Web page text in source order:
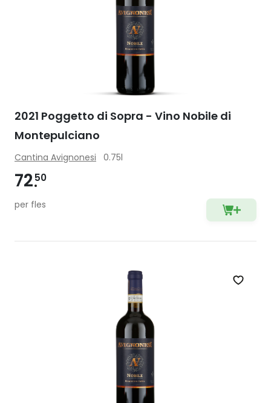
2021 Poggetto di Sopra - Vino Nobile di
Montepulciano
Cantina Avignonesi 0.75l
7250
per fles
Zet